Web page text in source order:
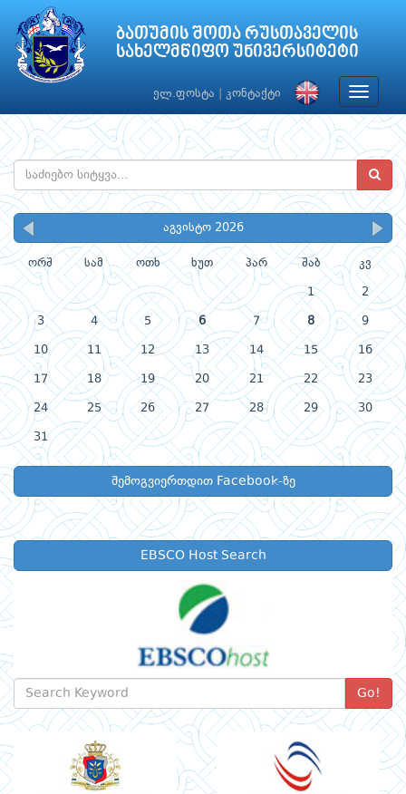
ბათუმის შოთა რუსთაველის
სახელმწიფო უნივერსიტეტი
ელ.ფოსტა კონტაქტი
Toggle
აგვისტო 2026
ორშ სამ ოთხ ხუთ პარ შაბ კვ
1 2
3 4 5 6 7 8 9
10 11 12 13 14 15 16
17 18 19 20 21 22 23
24 25 26 27 28 29 30
31
შემოგვიერთდით Facebook-ზე
EBSCO Host Search
Go!